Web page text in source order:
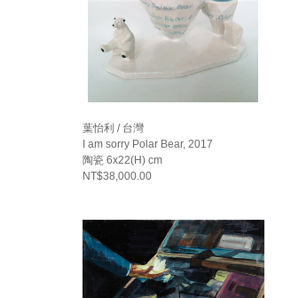
葉怡利 / 台灣
I am sorry Polar Bear, 2017
陶瓷 6x22(H) cm
NT$38,000.00